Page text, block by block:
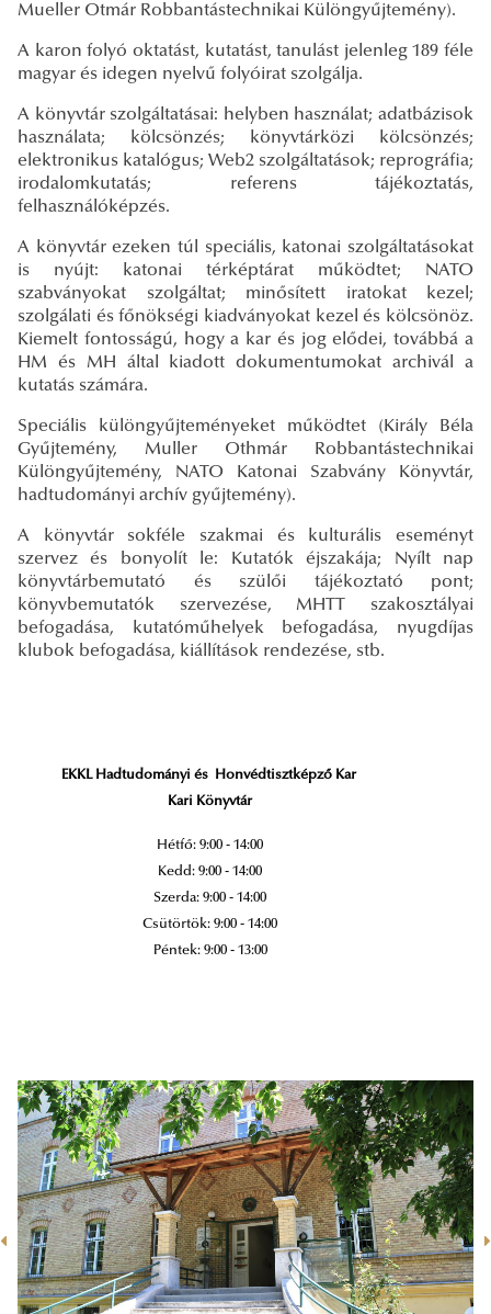
Mueller Otmár Robbantástechnikai Különgyűjtemény).
A karon folyó oktatást, kutatást, tanulást jelenleg 189 féle
magyar és idegen nyelvű folyóirat szolgálja.
A könyvtár szolgáltatásai: helyben használat; adatbázisok
használata; kölcsönzés; könyvtárközi kölcsönzés;
elektronikus katalógus; Web2 szolgáltatások; reprográfia;
irodalomkutatás; referens tájékoztatás,
felhasználóképzés.
A könyvtár ezeken túl speciális, katonai szolgáltatásokat
is nyújt: katonai térképtárat működtet; NATO
szabványokat szolgáltat; minősített iratokat kezel;
szolgálati és főnökségi kiadványokat kezel és kölcsönöz.
Kiemelt fontosságú, hogy a kar és jog elődei, továbbá a
HM és MH által kiadott dokumentumokat archivál a
kutatás számára.
Speciális különgyűjteményeket működtet (Király Béla
Gyűjtemény, Muller Othmár Robbantástechnikai
Különgyűjtemény, NATO Katonai Szabvány Könyvtár,
hadtudományi archív gyűjtemény).
A könyvtár sokféle szakmai és kulturális eseményt
szervez és bonyolít le: Kutatók éjszakája; Nyílt nap
könyvtárbemutató és szülői tájékoztató pont;
könyvbemutatók szervezése, MHTT szakosztályai
befogadása, kutatóműhelyek befogadása, nyugdíjas
klubok befogadása, kiállítások rendezése, stb.
EKKL Hadtudományi és Honvédtisztképző Kar
Kari Könyvtár
Hétfő: 9:00 - 14:00
Kedd: 9:00 - 14:00
Szerda: 9:00 - 14:00
Csütörtök: 9:00 - 14:00
Péntek: 9:00 - 13:00